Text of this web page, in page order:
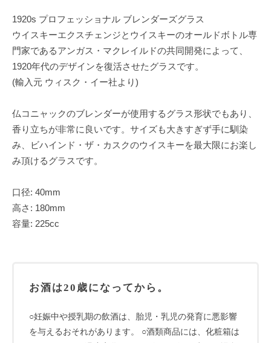
1920s プロフェッショナル ブレンダーズグラス
ウイスキーエクスチェンジとウイスキーのオールドボトル専
門家であるアンガス・マクレイルドの共同開発によって、
1920年代のデザインを復活させたグラスです。
(輸入元 ウィスク・イー社より)
仏コニャックのブレンダーが使用するグラス形状でもあり、
香り立ちが非常に良いです。サイズも大きすぎず手に馴染
み、ビハインド・ザ・カスクのウイスキーを最大限にお楽し
み頂けるグラスです。
口径: 40mm
高さ: 180mm
容量: 225cc
お酒は20歳になってから。
○妊娠中や授乳期の飲酒は、胎児・乳児の発育に悪影響
を与えるおそれがあります。 ○酒類商品には、化粧箱は